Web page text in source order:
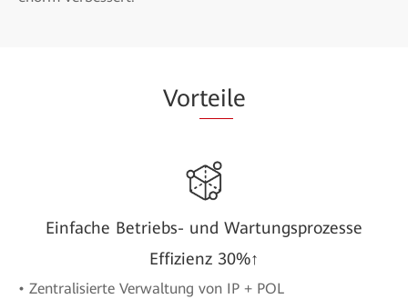
Vorteile
Einfache Betriebs- und Wartungsprozesse
Effizienz 30%↑
• Zentralisierte Verwaltung von IP + POL